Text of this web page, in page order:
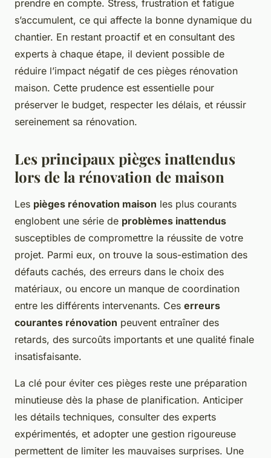
prendre en compte. Stress, frustration et fatigue
s’accumulent, ce qui affecte la bonne dynamique du
chantier. En restant proactif et en consultant des
experts à chaque étape, il devient possible de
réduire l’impact négatif de ces pièges rénovation
maison. Cette prudence est essentielle pour
préserver le budget, respecter les délais, et réussir
sereinement sa rénovation.
Les principaux pièges inattendus
lors de la rénovation de maison
Les pièges rénovation maison les plus courants
englobent une série de problèmes inattendus
susceptibles de compromettre la réussite de votre
projet. Parmi eux, on trouve la sous-estimation des
défauts cachés, des erreurs dans le choix des
matériaux, ou encore un manque de coordination
entre les différents intervenants. Ces erreurs
courantes rénovation peuvent entraîner des
retards, des surcoûts importants et une qualité finale
insatisfaisante.
La clé pour éviter ces pièges reste une préparation
minutieuse dès la phase de planification. Anticiper
les détails techniques, consulter des experts
expérimentés, et adopter une gestion rigoureuse
permettent de limiter les mauvaises surprises. Une